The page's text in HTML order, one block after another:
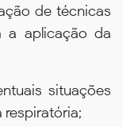
de técnicas
a aplicação da
situações